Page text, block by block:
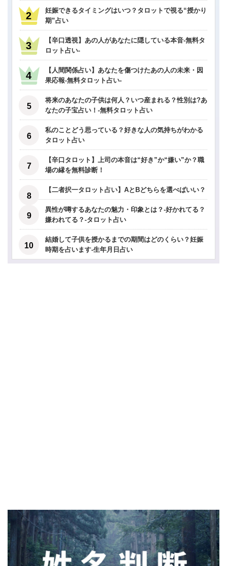
妊娠できるタイミングはいつ？タロットで視る“授かり
期”占い
【辛口透視】あの人があなたに隠している本音-無料タ
ロット占い-
【人間関係占い】あなたを傷つけたあの人の未来・因
果応報-無料タロット占い-
将来のあなたの子供は何人？いつ産まれる？性別は?あ
なたの子宝占い！-無料タロット占い
私のことどう思っている？好きな人の気持ちがわかる
タロット占い
【辛口タロット】上司の本音は“好き”か“嫌い”か？職
場の縁を無料診断！
【二者択一タロット占い】AとBどちらを選べばいい？
異性が噂するあなたの魅力・印象とは？-好かれてる？
嫌われてる？-タロット占い
結婚して子供を授かるまでの期間はどのくらい？妊娠
時期を占います-生年月日占い